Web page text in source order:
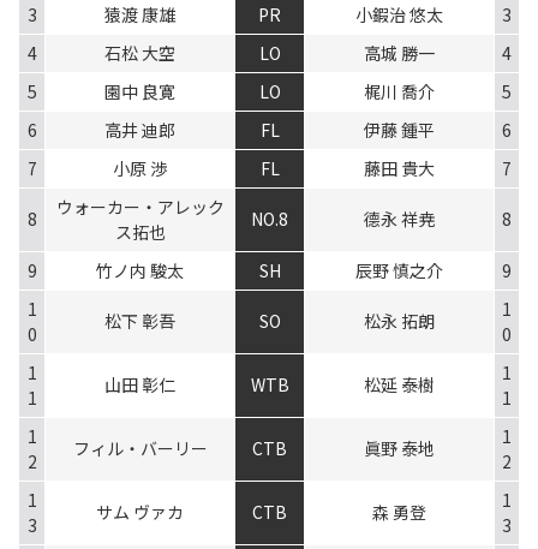
3
猿渡 康雄 PR 小鍜治 悠太
3
4
石松 大空 LO 高城 勝一
4
5
園中 良寛 LO 梶川 喬介
5
6
高井 迪郎 FL 伊藤 鍾平
6
7
小原 渉 FL 藤田 貴大 7
8
ウォーカー・アレック
ス拓也
NO.8 德永 祥尭 8
9 竹ノ内 駿太 SH 辰野 慎之介
9
1
0
松下 彰吾 SO 松永 拓朗
1
0
1
1
山田 彰仁 WTB 松延 泰樹
1
1
1
2
フィル・バーリー CTB 眞野 泰地
1
2
1
3
サム ヴァカ CTB 森 勇登
1
3